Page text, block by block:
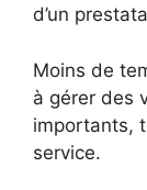
d’un
Moins de
à gérer des
importants,
service.